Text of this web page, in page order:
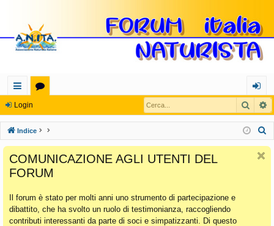
oll
eg
a
m
en
ti
Ra
u
m
og
in
Login Cerca
Indice
COMUNICAZIONE AGLI UTENTI DEL
FORUM
Il forum è stato per molti anni uno strumento di partecipazione e
dibattito, che ha svolto un ruolo di testimonianza, raccogliendo
contributi interessanti da parte di soci e simpatizzanti. Di questo